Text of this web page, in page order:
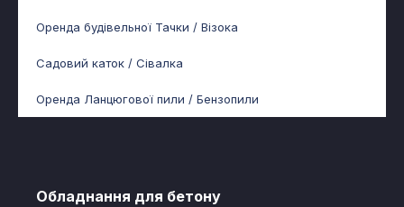
Оренда будівельної Тачки / Візока
Садовий каток / Сівалка
Оренда Ланцюгової пили / Бензопили
Обладнання для бетону​